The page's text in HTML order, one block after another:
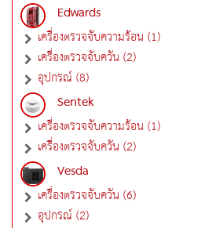
Edwards
เครื่องตรวจจับความร้อน (1)
เครื่องตรวจจับควัน (2)
อุปกรณ์ (8)
Sentek
เครื่องตรวจจับความร้อน (1)
เครื่องตรวจจับควัน (2)
Vesda
เครื่องตรวจจับควัน (6)
อุปกรณ์ (2)